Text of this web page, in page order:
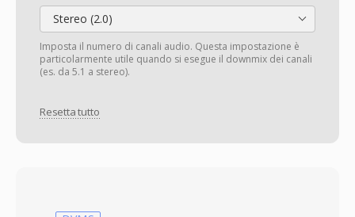
Stereo (2.0)
Imposta il numero di canali audio. Questa impostazione è
particolarmente utile quando si esegue il downmix dei canali
(es. da 5.1 a stereo).
Resetta tutto